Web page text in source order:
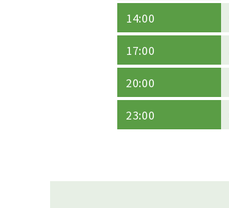
14:00
17:00
20:00
23:00